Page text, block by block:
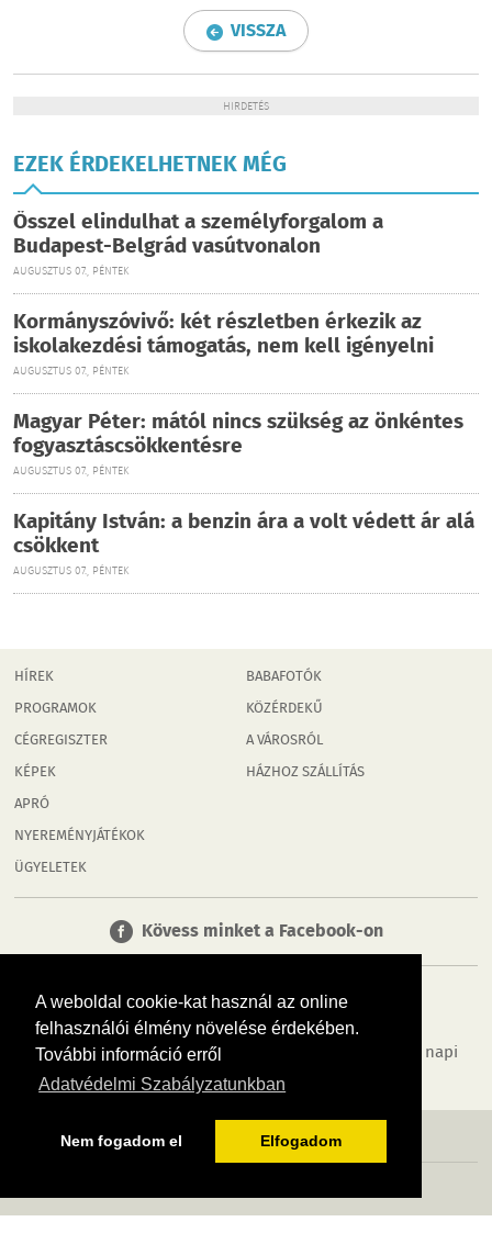
A weboldal cookie-kat használ az online
felhasználói élmény növelése érdekében.
További információ erről
Adatvédelmi Szabályzatunkban
Nem fogadom el Elfogadom
VISSZA
HIRDETÉS
EZEK ÉRDEKELHETNEK MÉG
Ősszel elindulhat a személyforgalom a
Budapest-Belgrád vasútvonalon
AUGUSZTUS 07., PÉNTEK
Kormányszóvivő: két részletben érkezik az
iskolakezdési támogatás, nem kell igényelni
AUGUSZTUS 07., PÉNTEK
Magyar Péter: mától nincs szükség az önkéntes
fogyasztáscsökkentésre
AUGUSZTUS 07., PÉNTEK
Kapitány István: a benzin ára a volt védett ár alá
csökkent
AUGUSZTUS 07., PÉNTEK
HÍREK
PROGRAMOK
CÉGREGISZTER
KÉPEK
APRÓ
NYEREMÉNYJÁTÉKOK
ÜGYELETEK
BABAFOTÓK
KÖZÉRDEKŰ
A VÁROSRÓL
HÁZHOZ SZÁLLÍTÁS
Kövess minket a Facebook-on
Tudj meg többet városodról! Hírek, programok, képek, napi
menü, cégek…. és minden, ami Tatabánya
MÉDIAAJÁNLÓ ADATVÉDELEM IMPRESSZUM RÓLUNK